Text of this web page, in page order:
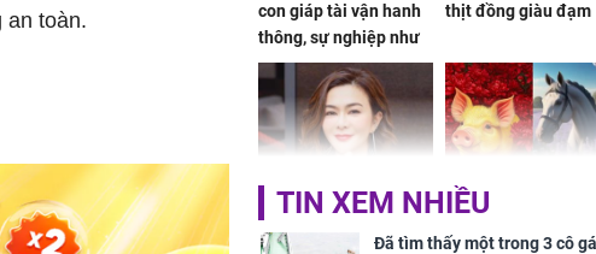
toàn.
con giáp tài vận hanh
thông, sự nghiệp như
'cá chép hóa Rồng', vét
cạn lộc lá trong thiên
hạ
thịt đồng giàu đạm
'Đệ nhất mỹ nhân Hồng
Kông' Quan Chi Lâm
Tử vi tuần mới (từ 10
đến 16/8/2026), 3
TIN XEM NHIỀU
Đã tìm thấy một trong 3 cô